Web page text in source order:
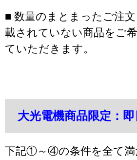
■ 数量のまとまったご注
載されていない商品をご
ていただきます。
大光電機商品限定：
下記①～④の条件を全て満